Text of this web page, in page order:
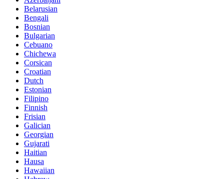
Belarusian
Bengali
Bosnian
Bulgarian
Cebuano
Chichewa
Corsican
Croatian
Dutch
Estonian
Filipino
Finnish
Frisian
Galician
Georgian
Gujarati
Haitian
Hausa
Hawaiian